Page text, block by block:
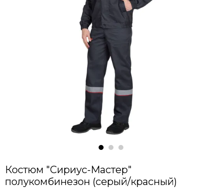
Костюм "Сириус-Мастер"
полукомбинезон (серый/красный)